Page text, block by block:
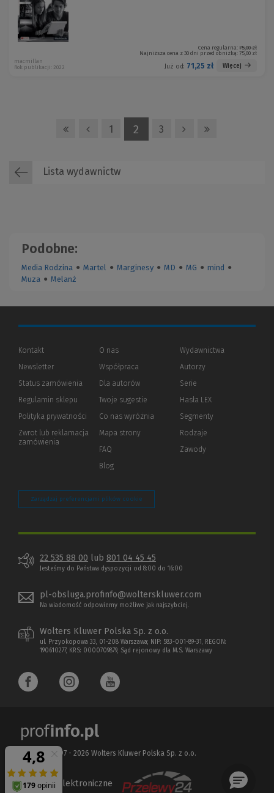
Cena regularna: 75,00 zł
Najniższa cena z 30 dni przed obniżką: 75,00 zł
Już od: 71,25 zł Więcej
macmillan
Rok publikacji: 2022
1 2 3
Lista wydawnictw
Podobne:
Media Rodzina ● Martel ● Marginesy ● MD ● MG ● mind ●
Muza ● Melanż
Kontakt
Newsletter
Status zamówienia
Regulamin sklepu
Polityka prywatności (Nowe
(Link
innej
Zwrot lub reklamacja
zamówienia
O nas
Współpraca
Dla autorów(Nowe
(Link
innej
strony)
Twoje sugestie
Co nas wyróżnia
Mapa strony
FAQ
Blog
Wydawnictwa
Autorzy
Serie
Hasła LEX
Segmenty
Rodzaje
Zawody
Zarządzaj preferencjami plików cookie
22 535 88 00 lub 801 04 45 45
Jesteśmy do Państwa dyspozycji od 8:00 do 16:00
pl-obsluga.profinfo@wolterskluwer.com
Na wiadomość odpowiemy możliwe jak najszybciej.
Wolters Kluwer Polska Sp. z o.o.
ul. Przyokopowa 33, 01-208 Warszawa; NIP: 583-001-89-31, REGON:
190610277, KRS: 0000709879, Sąd rejonowy dla M.S. Warszawy
Copyright 1997 - 2026 Wolters Kluwer Polska Sp. z o.o.
Płatności elektroniczne
(Nowe
(Link